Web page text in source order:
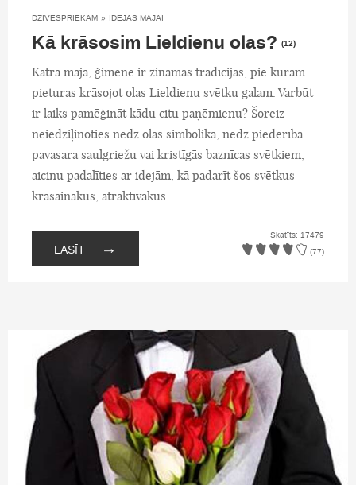
DZĪVESPRIEKAM » IDEJAS MĀJAI
Kā krāsosim Lieldienu olas? (12)
Katrā mājā, ģimenē ir zināmas tradīcijas, pie kurām
pieturas krāsojot olas Lieldienu svētku galam. Varbūt
ir laiks pamēģināt kādu citu paņēmienu? Šoreiz
neiedziļinoties nedz olas simbolikā, nedz piederībā
pavasara saulgriežu vai kristīgās baznīcas svētkiem,
aicinu padalīties ar idejām, kā padarīt šos svētkus
krāsainākus, atraktīvākus.
LASĪT →
Skatīts: 17479
(77)